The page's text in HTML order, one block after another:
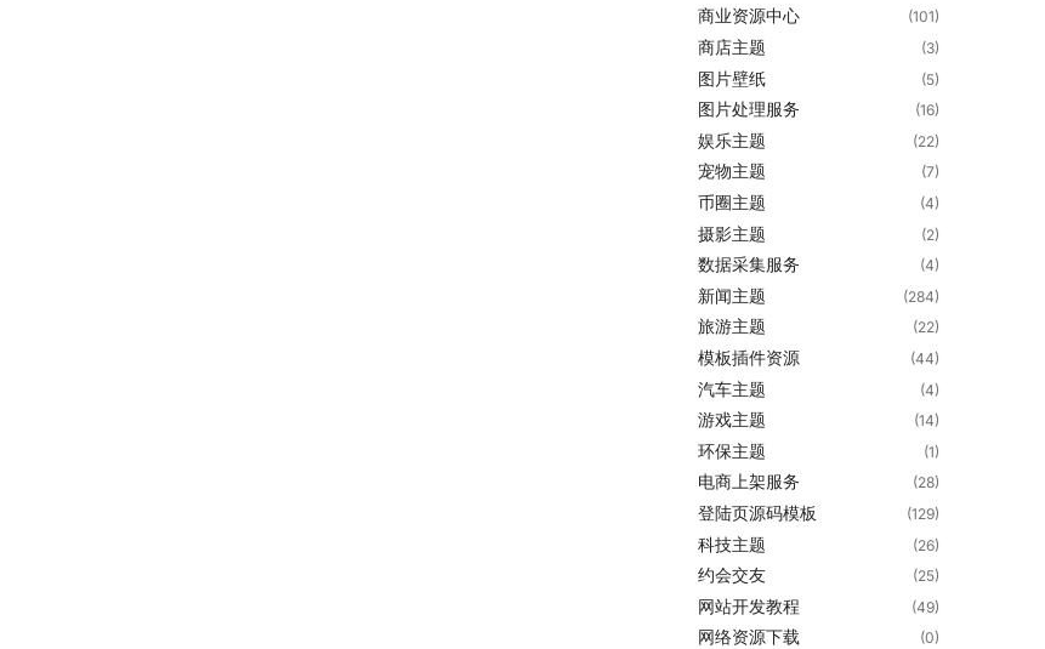
商业资源中心 (101)
商店主题 (3)
图片壁纸 (5)
图片处理服务 (16)
娱乐主题 (22)
宠物主题 (7)
币圈主题 (4)
摄影主题 (2)
数据采集服务 (4)
新闻主题 (284)
旅游主题 (22)
模板插件资源 (44)
汽车主题 (4)
游戏主题 (14)
环保主题 (1)
电商上架服务 (28)
登陆页源码模板 (129)
科技主题 (26)
约会交友 (25)
网站开发教程 (49)
网络资源下载 (0)